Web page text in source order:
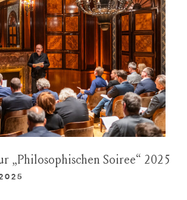
„Philosophischen Soiree“ 2025